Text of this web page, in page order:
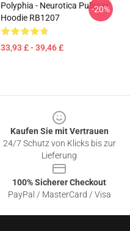
Polyphia - Neurotica Pullover
Hoodie RB1207
33,93 £ - 39,46 £
-20%
Kaufen Sie mit Vertrauen
24/7 Schutz von Klicks bis zur
Lieferung
100% Sicherer Checkout
PayPal / MasterCard / Visa